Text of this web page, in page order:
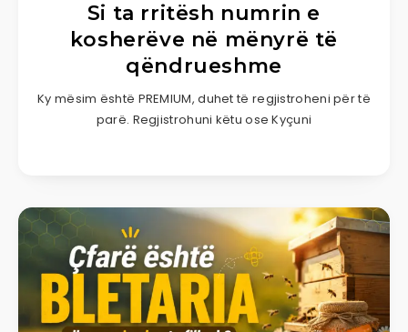
Si ta rritësh numrin e
kosherëve në mënyrë të
qëndrueshme
Ky mësim është PREMIUM, duhet të regjistroheni për të
parë. Regjistrohuni këtu ose Kyçuni